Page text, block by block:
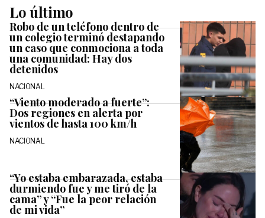
Lo último
Robo de un teléfono dentro de
un colegio terminó destapando
un caso que conmociona a toda
una comunidad: Hay dos
detenidos
NACIONAL
“Viento moderado a fuerte”:
Dos regiones en alerta por
vientos de hasta 100 km/h
NACIONAL
“Yo estaba embarazada, estaba
durmiendo fue y me tiró de la
cama” y “Fue la peor relación
de mi vida”